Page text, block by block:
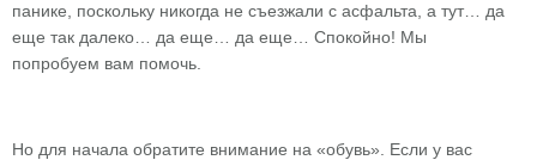
панике, поскольку никогда не съезжали с асфальта, а тут… да
еще так далеко… да еще… да еще… Спокойно! Мы
попробуем вам помочь.
Но для начала обратите внимание на «обувь». Если у вас